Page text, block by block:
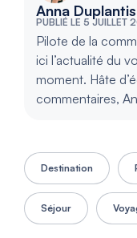
Anna Duplantis
PUBLIÉ LE 5 JUILLET
Pilote de la
ici l’actualité du
moment. Hâte
commentaires,
Destination
Séjour